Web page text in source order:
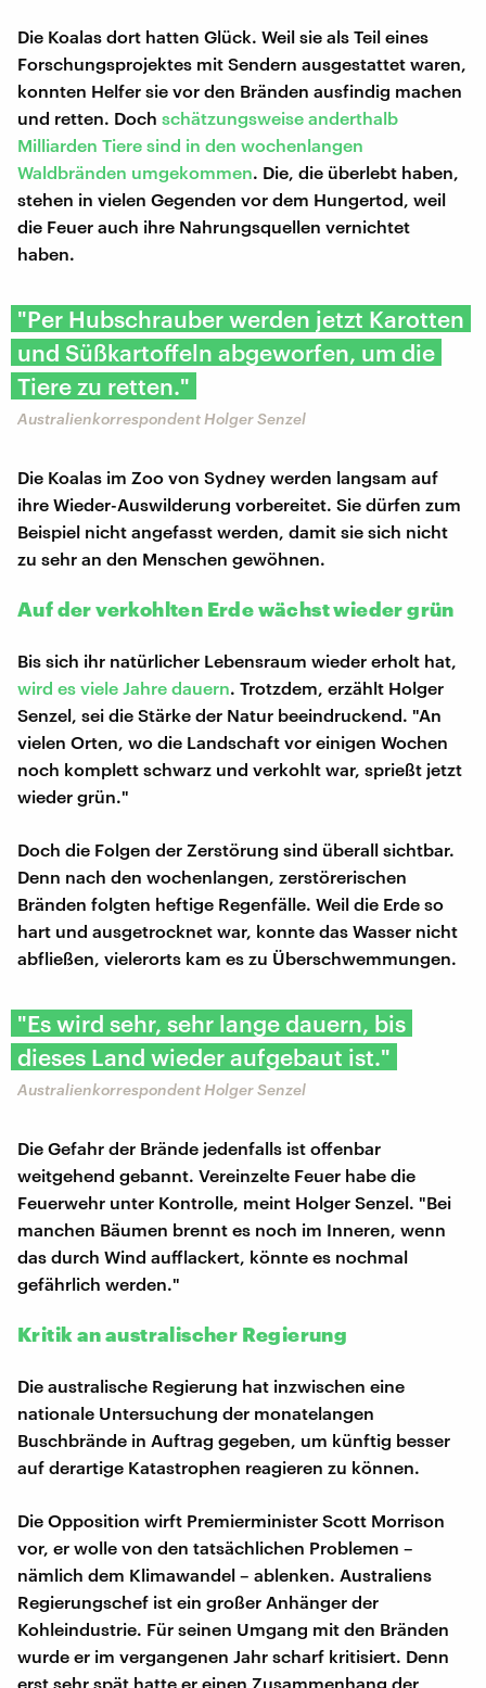
Die Koalas dort hatten Glück. Weil sie als Teil eines
Forschungsprojektes mit Sendern ausgestattet waren,
konnten Helfer sie vor den Bränden ausfindig machen
und retten. Doch schätzungsweise anderthalb
Milliarden Tiere sind in den wochenlangen
Waldbränden umgekommen. Die, die überlebt haben,
stehen in vielen Gegenden vor dem Hungertod, weil
die Feuer auch ihre Nahrungsquellen vernichtet
haben.
"Per Hubschrauber werden jetzt Karotten
und Süßkartoffeln abgeworfen, um die
Tiere zu retten."
Australienkorrespondent Holger Senzel
Die Koalas im Zoo von Sydney werden langsam auf
ihre Wieder-Auswilderung vorbereitet. Sie dürfen zum
Beispiel nicht angefasst werden, damit sie sich nicht
zu sehr an den Menschen gewöhnen.
Auf der verkohlten Erde wächst wieder grün
Bis sich ihr natürlicher Lebensraum wieder erholt hat,
wird es viele Jahre dauern. Trotzdem, erzählt Holger
Senzel, sei die Stärke der Natur beeindruckend. "An
vielen Orten, wo die Landschaft vor einigen Wochen
noch komplett schwarz und verkohlt war, sprießt jetzt
wieder grün."
Doch die Folgen der Zerstörung sind überall sichtbar.
Denn nach den wochenlangen, zerstörerischen
Bränden folgten heftige Regenfälle. Weil die Erde so
hart und ausgetrocknet war, konnte das Wasser nicht
abfließen, vielerorts kam es zu Überschwemmungen.
"Es wird sehr, sehr lange dauern, bis
dieses Land wieder aufgebaut ist."
Australienkorrespondent Holger Senzel
Die Gefahr der Brände jedenfalls ist offenbar
weitgehend gebannt. Vereinzelte Feuer habe die
Feuerwehr unter Kontrolle, meint Holger Senzel. "Bei
manchen Bäumen brennt es noch im Inneren, wenn
das durch Wind aufflackert, könnte es nochmal
gefährlich werden."
Kritik an australischer Regierung
Die australische Regierung hat inzwischen eine
nationale Untersuchung der monatelangen
Buschbrände in Auftrag gegeben, um künftig besser
auf derartige Katastrophen reagieren zu können.
Die Opposition wirft Premierminister Scott Morrison
vor, er wolle von den tatsächlichen Problemen –
nämlich dem Klimawandel – ablenken. Australiens
Regierungschef ist ein großer Anhänger der
Kohleindustrie. Für seinen Umgang mit den Bränden
wurde er im vergangenen Jahr scharf kritisiert. Denn
erst sehr spät hatte er einen Zusammenhang der